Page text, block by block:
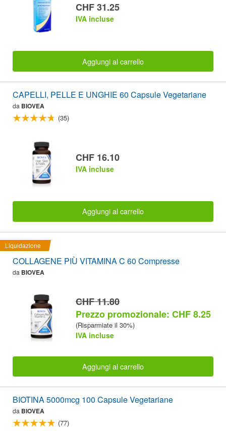
CHF 31.25
IVA incluse
Aggiungi al carrello
CAPELLI, PELLE E UNGHIE 60 Capsule Vegetariane
da BIOVEA
(35)
CHF 16.10
IVA incluse
Aggiungi al carrello
Liquidazione
COLLAGENE PIÙ VITAMINA C 60 Compresse
da BIOVEA
CHF 11.80
Prezzo promozionale: CHF 8.25
(Risparmiate il 30%)
IVA incluse
Aggiungi al carrello
BIOTINA 5000mcg 100 Capsule Vegetariane
da BIOVEA
(77)